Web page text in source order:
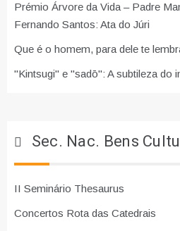
Prémio Árvore da Vida – Padre
Fernando Santos: Ata do Júri
Que é o homem, para dele te
"Kintsugi" e "sadō": A subtileza do
Sec. Nac. Bens
II Seminário Thesaurus
Concertos Rota das Catedrais